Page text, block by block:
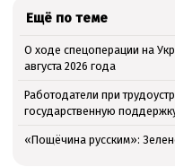
Ещё по теме
О ходе спецоперации на
августа 2026 года
Работодатели при
государственную
«Пощёчина русским»: